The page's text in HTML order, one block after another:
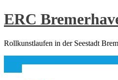
Skip
to
ERC
Rollkunstlaufen in der Seestadt